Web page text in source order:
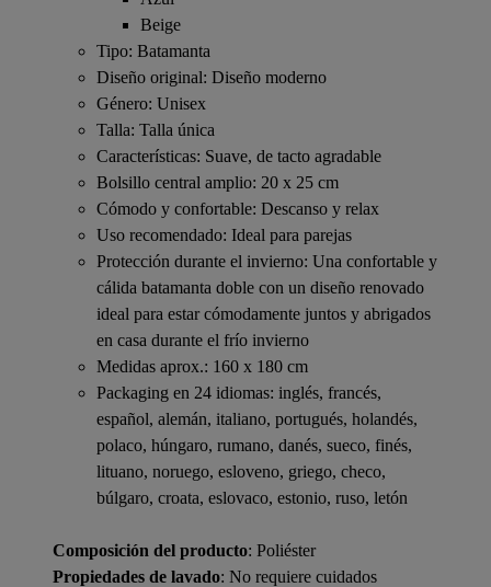
Beige
Tipo: Batamanta
Diseño original: Diseño moderno
Género: Unisex
Talla: Talla única
Características: Suave, de tacto agradable
Bolsillo central amplio: 20 x 25 cm
Cómodo y confortable: Descanso y relax
Uso recomendado: Ideal para parejas
Protección durante el invierno: Una confortable y
cálida batamanta doble con un diseño renovado
ideal para estar cómodamente juntos y abrigados
en casa durante el frío invierno
Medidas aprox.: 160 x 180 cm
Packaging en 24 idiomas: inglés, francés,
español, alemán, italiano, portugués, holandés,
polaco, húngaro, rumano, danés, sueco, finés,
lituano, noruego, esloveno, griego, checo,
búlgaro, croata, eslovaco, estonio, ruso, letón
Composición del producto: Poliéster
Propiedades de lavado: No requiere cuidados